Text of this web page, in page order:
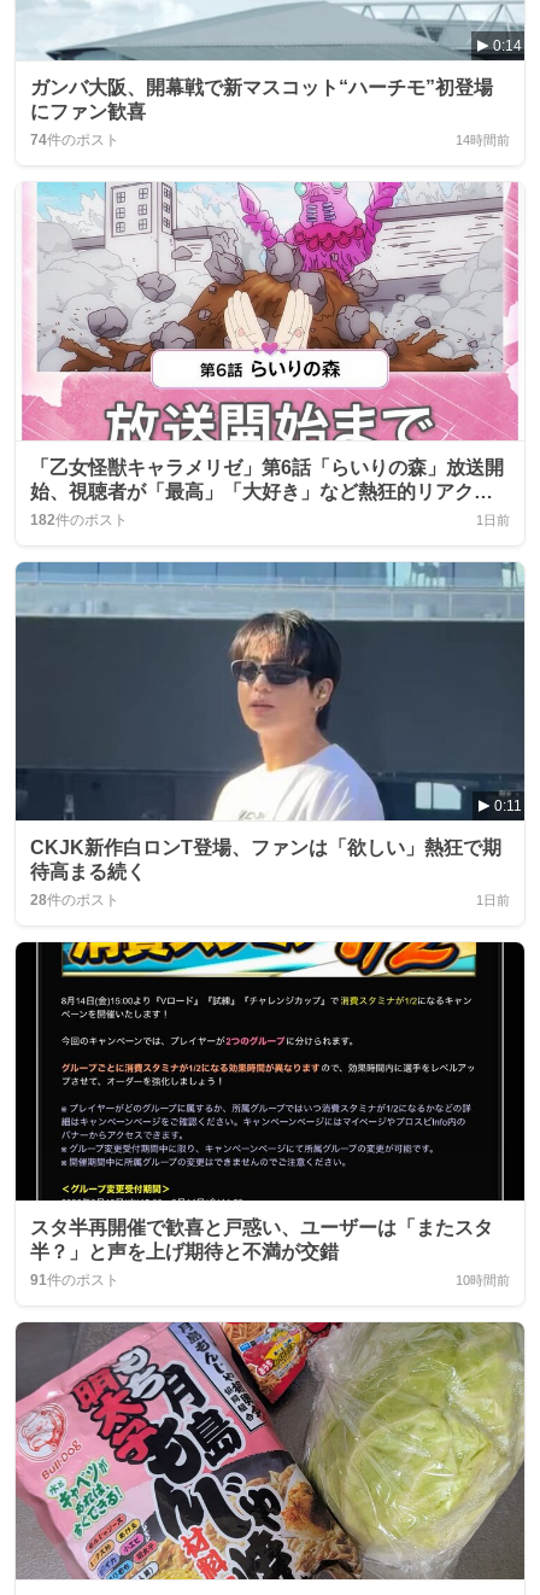
0:14
ガンバ大阪、開幕戦で新マスコット“ハーチモ”初登場
にファン歓喜
74件のポスト 14時間前
「乙女怪獣キャラメリゼ」第6話「らいりの森」放送開
始、視聴者が「最高」「大好き」など熱狂的リアクシ
ョン
182件のポスト 1日前
0:11
CKJK新作白ロンT登場、ファンは「欲しい」熱狂で期
待高まる続く
28件のポスト 1日前
スタ半再開催で歓喜と戸惑い、ユーザーは「またスタ
半？」と声を上げ期待と不満が交錯
91件のポスト 10時間前